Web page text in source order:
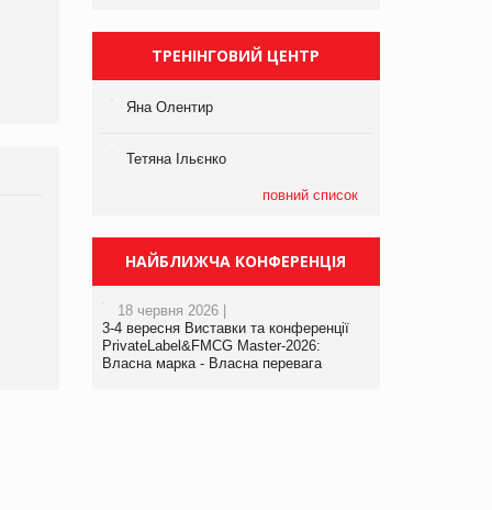
виробництва
Брагина Людмила
Просування компанії на
www.trademaster.ua.
правила. Особливості.
ТРЕНІНГОВИЙ ЦЕНТР
Яна Олентир
Тетяна Ільєнко
повний список
НАЙБЛИЖЧА КОНФЕРЕНЦІЯ
18 червня 2026 |
3-4 вересня Виставки та конференції
PrivateLabel&FMCG Master-2026:
Власна марка - Власна перевага